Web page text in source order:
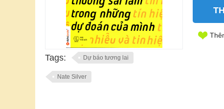
Tags: Dự báo tương lai
Nate Silver